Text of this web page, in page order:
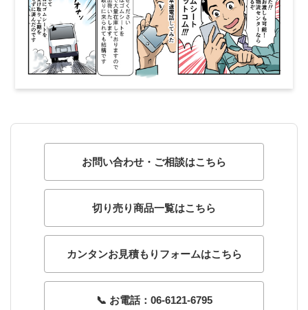
お問い合わせ・ご相談はこちら
切り売り商品一覧はこちら
カンタンお見積もりフォームはこちら
📞 お電話：06-6121-6795